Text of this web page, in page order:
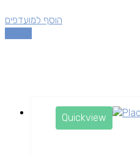
הוסף למועדפים
Quickview